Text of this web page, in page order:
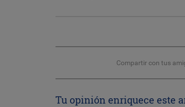
Compartir con tus
Tu opinión enriquece este